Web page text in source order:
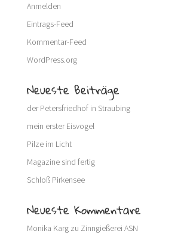
Anmelden
Eintrags-Feed
Kommentar-Feed
WordPress.org
Neueste Beiträge
der Petersfriedhof in Straubing
mein erster Eisvogel
Pilze im Licht
Magazine sind fertig
Schloß Pirkensee
Neueste Kommentare
Monika Kargzu Zinngießerei ASN